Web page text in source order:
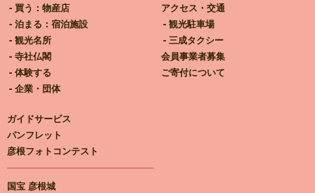
買う：物産店
泊まる：宿泊施設
観光名所
寺社仏閣
体験する
企業・団体
アクセス・交通
観光駐車場
三成タクシー
会員事業者募集
ご寄付について
ガイドサービス
パンフレット
彦根フォトコンテスト
国宝 彦根城